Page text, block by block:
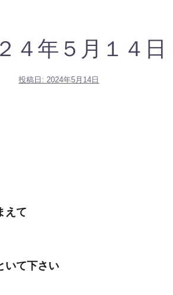
４年５月１４日
投稿日:2024年5月14日
えて
いて下さい